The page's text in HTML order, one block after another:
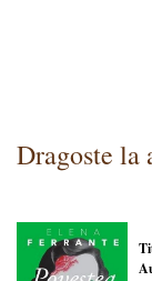
Dragoste la